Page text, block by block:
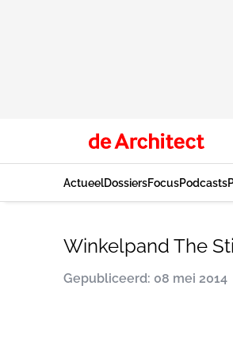
ActueelDossiersFocusPodcasts
Winkelpand The
Gepubliceerd: 08 mei 2014